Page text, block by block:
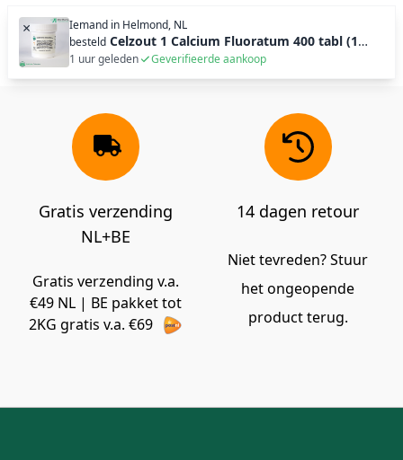
× Iemand in Helmond, NL
besteld Celzout 1 Calcium Fluoratum 400 tabl (100g)
1 uur geleden Geverifieerde aankoop
Gratis verzending
NL+BE
Gratis verzending v.a.
€49 NL | BE pakket tot
2KG gratis v.a. €69
14 dagen retour
Niet tevreden? Stuur
het ongeopende
product terug.